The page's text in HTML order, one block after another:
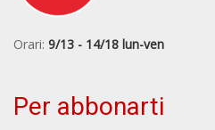
Orari: 9/13 - 14/18 lun-ven
Per abbonarti